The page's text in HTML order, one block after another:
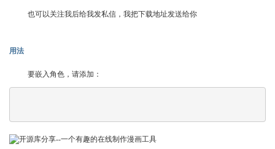
也可以关注我后给我发私信，我把下载地址发送给你
用法
要嵌入角色，请添加：